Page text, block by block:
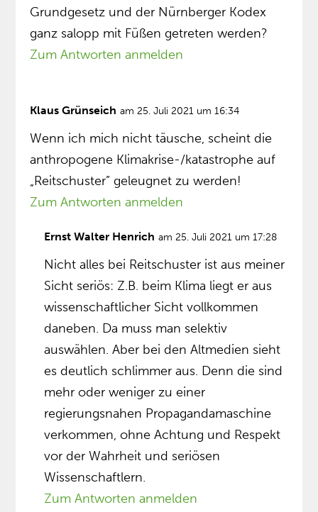
Grundgesetz und der Nürnberger Kodex
ganz salopp mit Füßen getreten werden?
Zum Antworten anmelden
Klaus Grünseich am 25. Juli 2021 um 16:34
Wenn ich mich nicht täusche, scheint die
anthropogene Klimakrise-/katastrophe auf
„Reitschuster” geleugnet zu werden!
Zum Antworten anmelden
Ernst Walter Henrich am 25. Juli 2021 um 17:28
Nicht alles bei Reitschuster ist aus meiner
Sicht seriös: Z.B. beim Klima liegt er aus
wissenschaftlicher Sicht vollkommen
daneben. Da muss man selektiv
auswählen. Aber bei den Altmedien sieht
es deutlich schlimmer aus. Denn die sind
mehr oder weniger zu einer
regierungsnahen Propagandamaschine
verkommen, ohne Achtung und Respekt
vor der Wahrheit und seriösen
Wissenschaftlern.
Zum Antworten anmelden